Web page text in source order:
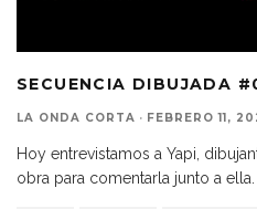
SECUENCIA DIBUJADA
LA ONDA CORTA · FEBRERO 11,
Hoy entrevistamos a Yapi,
obra para comentarla junto a ella.